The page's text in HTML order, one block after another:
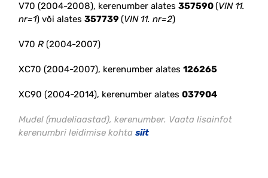
V70 (2004-2008), kerenumber alates 357590(VIN 11.
nr=1) või alates 357739 (VIN 11. nr=2)
V70 R (2004-2007)
XC70 (2004-2007), kerenumber alates 126265
XC90 (2004-2014), kerenumber alates 037904
Mudel (mudeliaastad), kerenumber. Vaata lisainfot
kerenumbri leidimise kohta siit